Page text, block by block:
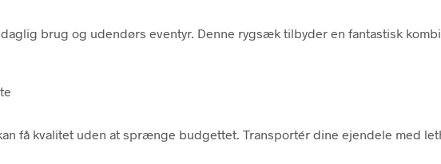
brug og udendørs eventyr. Denne rygsæk tilbyder en fantastisk
få kvalitet uden at sprænge budgettet. Transportér dine ejendele med